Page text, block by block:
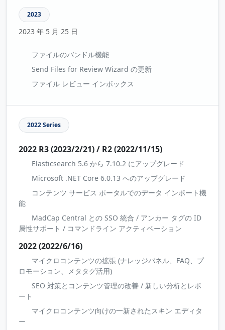
2023
2023 年 5 月 25 日
ファイルのバンドル機能
Send Files for Review Wizard の更新
ファイル レビュー インボックス
2022 Series
2022 R3 (2023/2/21) / R2 (2022/11/15)
Elasticsearch 5.6 から 7.10.2 にアップグレード
Microsoft .NET Core 6.0.13 へのアップグレード
コンテンツ サービス ポータルでのデータ インポート機
能
MadCap Central との SSO 統合 / アンカー タグの ID
属性サポート / コマンドライン アクティベーション
2022 (2022/6/16)
マイクロコンテンツの拡張 (ナレッジパネル、FAQ、プ
ロモーション、メタタグ活用)
SEO 対策とコンテンツ管理の改善 / 新しい分析とレポ
ート
マイクロコンテンツ向けの一新されたスキン エディタ
ー